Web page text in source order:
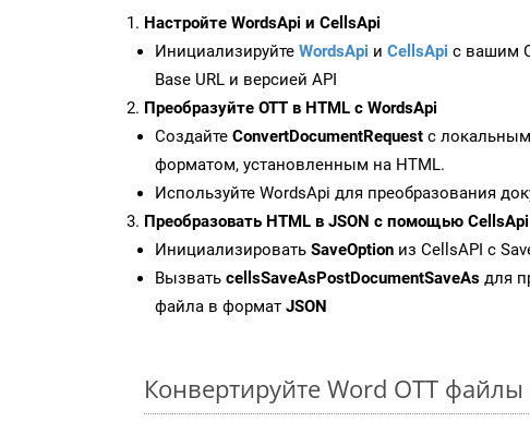
Настройте WordsApi и CellsApi
Инициализируйте WordsApi и CellsApi с вашим
Base URL и версией API
Преобразуйте OTT в HTML с WordsApi
Создайте ConvertDocumentRequest с
форматом, установленным на HTML.
Используйте WordsApi для преобразования
Преобразовать HTML в JSON с помощью CellsApi
Инициализировать SaveOption из CellsAPI с
Вызвать cellsSaveAsPostDocumentSaveAs для
файла в формат JSON
Конвертируйте Word OTT